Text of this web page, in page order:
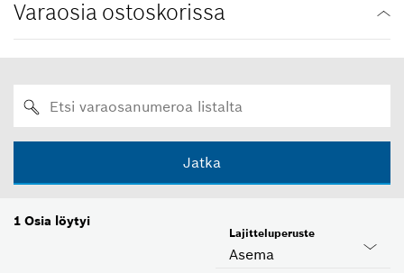
Varaosia ostoskorissa
Jatka
1 Osia löytyi
Asema
Lajitteluperuste